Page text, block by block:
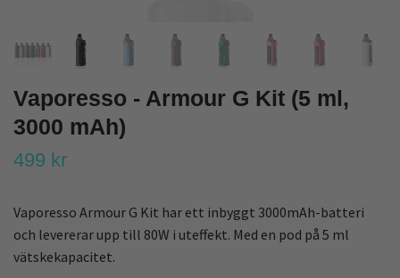
Vaporesso - Armour G Kit (5 ml,
3000 mAh)
499 kr
Vaporesso Armour G Kit har ett inbyggt 3000mAh-batteri
och levererar upp till 80W i uteffekt. Med en pod på 5 ml
vätskekapacitet.